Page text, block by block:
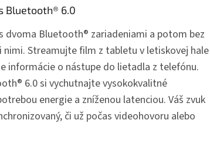
Bluetooth® 6.0
dvoma Bluetooth® zariadeniami a potom bez
nimi. Streamujte film z tabletu v letiskovej hale
informácie o nástupe do lietadla z telefónu.
6.0 si vychutnajte vysokokvalitné
energie a zníženou latenciou. Váš zvuk
či už počas videohovoru alebo